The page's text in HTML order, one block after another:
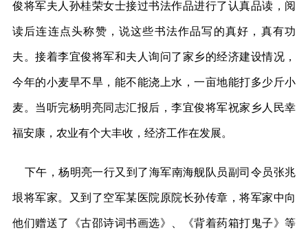
俊将军夫人孙桂荣女士接过书法作品进行了认真品读，阅
读后连连点头称赞，说这些书法作品写的真好，真有功
夫。接着李宜俊将军和夫人询问了家乡的经济建设情况，
今年的小麦旱不旱，能不能浇上水，一亩地能打多少斤小
麦。当听完杨明亮同志汇报后，李宜俊将军祝家乡人民幸
福安康，农业有个大丰收，经济工作在发展。
下午，杨明亮一行又到了海军南海舰队员副司令员张兆
垠将军家。又到了空军某医院原院长孙传章，将军家中向
他们赠送了《古邵诗词书画选》、《背着药箱打鬼子》等